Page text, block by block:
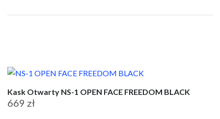
na
Kask Otwarty NS-1 OPEN FACE FREEDOM BLACK
669 zł